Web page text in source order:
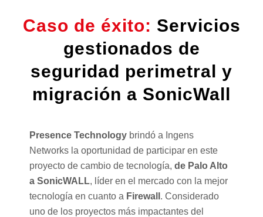
Caso de éxito: Servicios
gestionados de
seguridad perimetral y
migración a SonicWall
Presence Technology brindó a Ingens
Networks la oportunidad de participar en este
proyecto de cambio de tecnología, de Palo Alto
a SonicWALL, líder en el mercado con la mejor
tecnología en cuanto a Firewall . Considerado
uno de los proyectos más impactantes del